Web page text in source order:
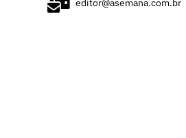
editor@asemana.com.br